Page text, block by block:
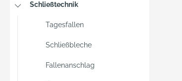
Schließtechnik
Tagesfallen
Schließbleche
Fallenanschlag